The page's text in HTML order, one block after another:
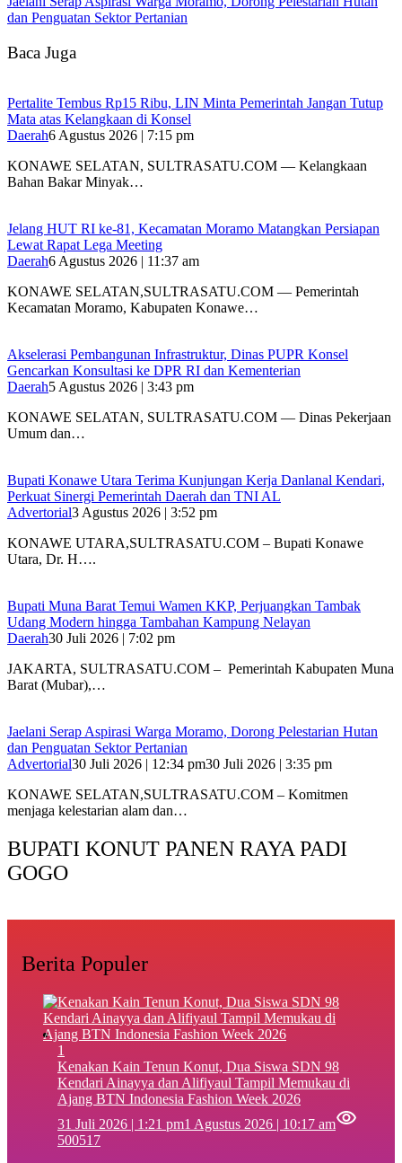
dan Penguatan Sektor Pertanian
Baca Juga
‎Pertalite Tembus Rp15 Ribu, LIN Minta Pemerintah Jangan Tutup
Mata atas Kelangkaan di Konsel
Daerah6 Agustus 2026 | 7:15 pm
‎KONAWE SELATAN, SULTRASATU.COM — Kelangkaan
Bahan Bakar Minyak…
‎Jelang HUT RI ke-81, Kecamatan Moramo Matangkan Persiapan
Lewat Rapat Lega Meeting
Daerah6 Agustus 2026 | 11:37 am
KONAWE SELATAN,SULTRASATU.COM — Pemerintah
Kecamatan Moramo, Kabupaten Konawe…
Akselerasi Pembangunan Infrastruktur, Dinas PUPR Konsel
Gencarkan Konsultasi ke DPR RI dan Kementerian
Daerah5 Agustus 2026 | 3:43 pm
KONAWE SELATAN, SULTRASATU.COM — Dinas Pekerjaan
Umum dan…
Bupati Konawe Utara Terima Kunjungan Kerja Danlanal Kendari,
Perkuat Sinergi Pemerintah Daerah dan TNI AL
Advertorial3 Agustus 2026 | 3:52 pm
‎KONAWE UTARA,SULTRASATU.COM – Bupati Konawe
Utara, Dr. H….
‎Bupati Muna Barat Temui Wamen KKP, Perjuangkan Tambak
Udang Modern hingga Tambahan Kampung Nelayan
Daerah30 Juli 2026 | 7:02 pm
‎JAKARTA, SULTRASATU.COM – Pemerintah Kabupaten Muna
Barat (Mubar),…
Jaelani Serap Aspirasi Warga Moramo, Dorong Pelestarian Hutan
dan Penguatan Sektor Pertanian
Advertorial30 Juli 2026 | 12:34 pm30 Juli 2026 | 3:35 pm
KONAWE SELATAN,SULTRASATU.COM – Komitmen
menjaga kelestarian alam dan…
BUPATI KONUT PANEN RAYA PADI
GOGO
Berita Populer
1
‎Kenakan Kain Tenun Konut, Dua Siswa SDN 98
Kendari Ainayya dan Alifiyaul Tampil Memukau di
Ajang BTN Indonesia Fashion Week 2026
31 Juli 2026 | 1:21 pm1 Agustus 2026 | 10:17 am
500517